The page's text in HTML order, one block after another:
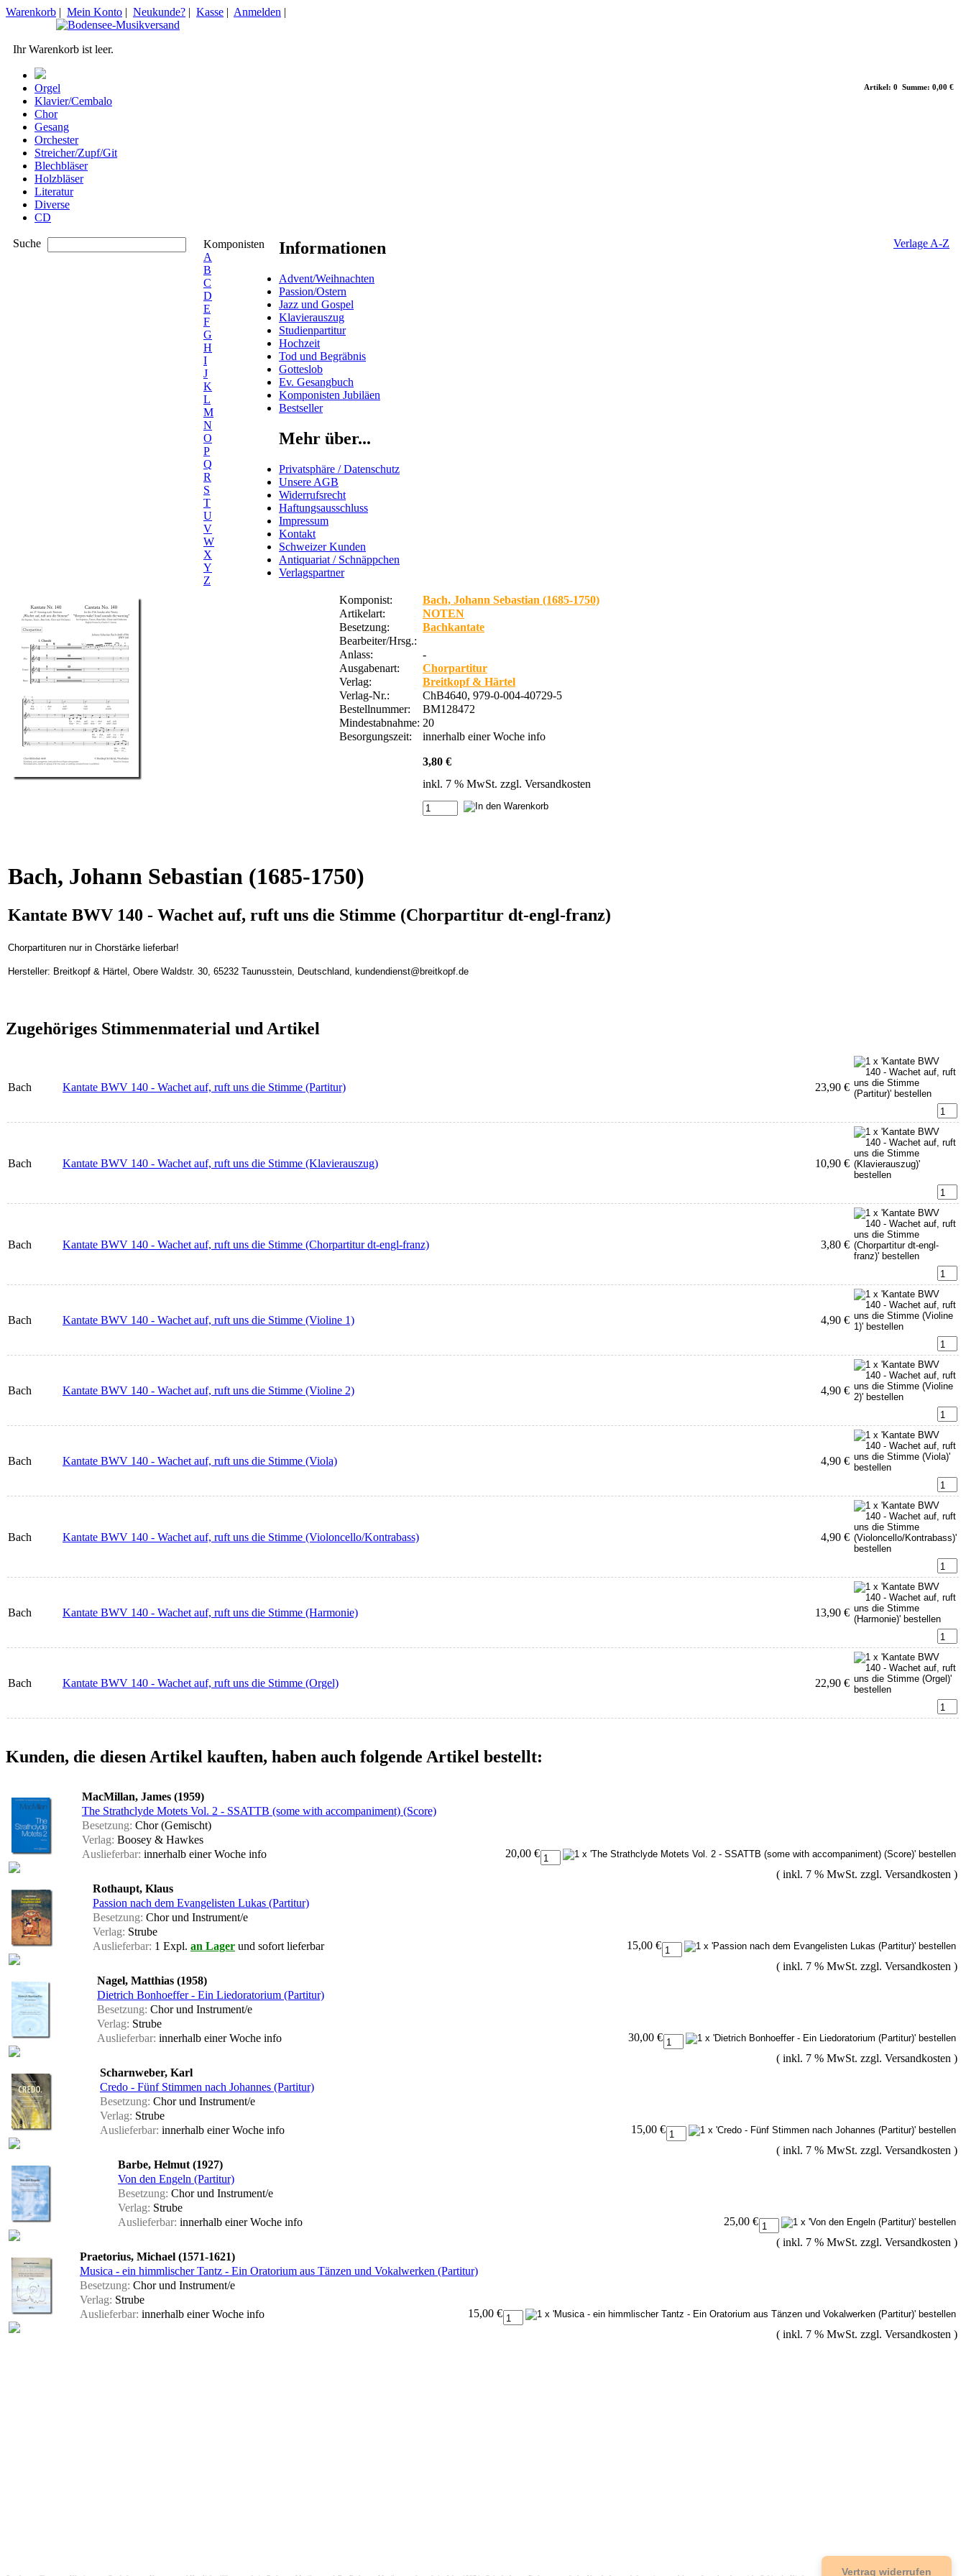
Artikel: 0 Summe: 0,00 €
Warenkorb | Mein Konto | Neukunde? | Kasse | Anmelden |
Ihr Warenkorb ist leer.
Orgel
Klavier/Cembalo
Chor
Gesang
Orchester
Streicher/Zupf/Git
Blechbläser
Holzbläser
Literatur
Diverse
CD
Suche
Komponisten
A
B
C
D
E
F
G
H
I
J
K
L
M
N
O
P
Q
R
S
T
U
V
W
X
Y
Z
Verlage A-Z
Informationen
Advent/Weihnachten
Passion/Ostern
Jazz und Gospel
Klavierauszug
Studienpartitur
Hochzeit
Tod und Begräbnis
Gotteslob
Ev. Gesangbuch
Komponisten Jubiläen
Bestseller
Mehr über...
Privatsphäre / Datenschutz
Unsere AGB
Widerrufsrecht
Haftungsausschluss
Impressum
Kontakt
Schweizer Kunden
Antiquariat / Schnäppchen
Verlagspartner
Komponist:
Bach, Johann Sebastian (1685-1750)
Artikelart:
NOTEN
Besetzung:
Bachkantate
Bearbeiter/Hrsg.:
Anlass:
-
Ausgabenart:
Chorpartitur
Verlag:
Breitkopf & Härtel
Verlag-Nr.:
ChB4640, 979-0-004-40729-5
Bestellnummer:
BM128472
Mindestabnahme: 20
Besorgungszeit:
innerhalb einer Woche info
3,80 €
inkl. 7 % MwSt. zzgl. Versandkosten
Bach, Johann Sebastian (1685-1750)
Kantate BWV 140 - Wachet auf, ruft uns die Stimme (Chorpartitur dt-engl-franz)
Chorpartituren nur in Chorstärke lieferbar!
Hersteller: Breitkopf & Härtel, Obere Waldstr. 30, 65232 Taunusstein, Deutschland, kundendienst@breitkopf.de
Zugehöriges Stimmenmaterial und Artikel
Bach Kantate BWV 140 - Wachet auf, ruft uns die Stimme (Partitur) 23,90 €
Bach Kantate BWV 140 - Wachet auf, ruft uns die Stimme (Klavierauszug) 10,90 €
Bach Kantate BWV 140 - Wachet auf, ruft uns die Stimme (Chorpartitur dt-engl-franz) 3,80 €
Bach Kantate BWV 140 - Wachet auf, ruft uns die Stimme (Violine 1) 4,90 €
Bach Kantate BWV 140 - Wachet auf, ruft uns die Stimme (Violine 2) 4,90 €
Bach Kantate BWV 140 - Wachet auf, ruft uns die Stimme (Viola) 4,90 €
Bach Kantate BWV 140 - Wachet auf, ruft uns die Stimme (Violoncello/Kontrabass) 4,90 €
Bach Kantate BWV 140 - Wachet auf, ruft uns die Stimme (Harmonie) 13,90 €
Bach Kantate BWV 140 - Wachet auf, ruft uns die Stimme (Orgel) 22,90 €
Kunden, die diesen Artikel kauften, haben auch folgende Artikel bestellt:
MacMillan, James (1959)
The Strathclyde Motets Vol. 2 - SSATTB (some with accompaniment) (Score)
Besetzung: Chor (Gemischt)
Verlag: Boosey & Hawkes
Auslieferbar: innerhalb einer Woche info
20,00 €
( inkl. 7 % MwSt. zzgl. Versandkosten )
Rothaupt, Klaus
Passion nach dem Evangelisten Lukas (Partitur)
Besetzung: Chor und Instrument/e
Verlag: Strube
Auslieferbar: 1 Expl. an Lager und sofort lieferbar
15,00 €
( inkl. 7 % MwSt. zzgl. Versandkosten )
Nagel, Matthias (1958)
Dietrich Bonhoeffer - Ein Liedoratorium (Partitur)
Besetzung: Chor und Instrument/e
Verlag: Strube
Auslieferbar: innerhalb einer Woche info
30,00 €
( inkl. 7 % MwSt. zzgl. Versandkosten )
Scharnweber, Karl
Credo - Fünf Stimmen nach Johannes (Partitur)
Besetzung: Chor und Instrument/e
Verlag: Strube
Auslieferbar: innerhalb einer Woche info
15,00 €
( inkl. 7 % MwSt. zzgl. Versandkosten )
Barbe, Helmut (1927)
Von den Engeln (Partitur)
Besetzung: Chor und Instrument/e
Verlag: Strube
Auslieferbar: innerhalb einer Woche info
25,00 €
( inkl. 7 % MwSt. zzgl. Versandkosten )
Praetorius, Michael (1571-1621)
Musica - ein himmlischer Tantz - Ein Oratorium aus Tänzen und Vokalwerken (Partitur)
Besetzung: Chor und Instrument/e
Verlag: Strube
Auslieferbar: innerhalb einer Woche info
15,00 €
( inkl. 7 % MwSt. zzgl. Versandkosten )
Vertrag widerrufen